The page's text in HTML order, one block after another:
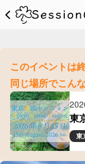
このイベントは
同じ場所でこん
東
東